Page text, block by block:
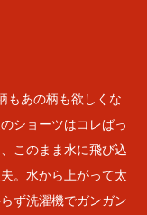
もあの柄も欲しくな
ショーツはコレばっ
このまま水に飛び込
。水から上がって太
ず洗濯機でガンガン